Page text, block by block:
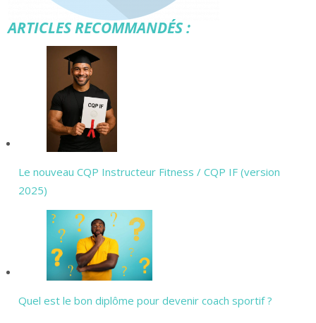
ARTICLES RECOMMANDÉS :
Le nouveau CQP Instructeur Fitness / CQP IF (version
2025)
Quel est le bon diplôme pour devenir coach sportif ?